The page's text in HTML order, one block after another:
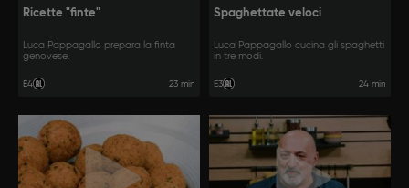
Ricette "finte"
Luca Pappagallo prepara la finta
genovese.
E4 23 min
Spaghettate veloci
Luca Pappagallo cucina gli spaghetti
in tre modi.
E3 24 min